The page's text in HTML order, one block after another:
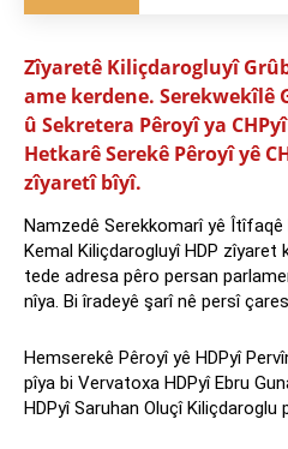
Zîyaretê Kiliçdarogluyî
ame kerdene. Serekwekîlê
û Sekretera Pêroyî ya
Hetkarê Serekê Pêroyî yê
zîyaretî bîyî.
Namzedê Serekkomarî yê Îtîfaqê
Kemal Kiliçdarogluyî HDP zîyaret
tede adresa pêro persan
nîya. Bi îradeyê şarî nê persî
Hemserekê Pêroyî yê HDPyî
pîya bi Vervatoxa HDPyî Ebru
HDPyî Saruhan Oluçî Kiliçdaroglu